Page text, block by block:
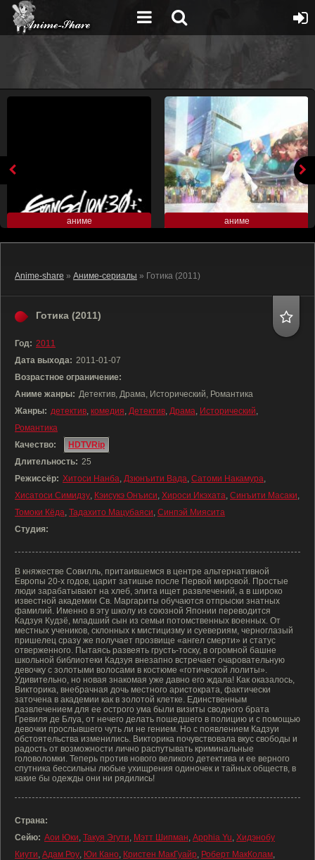
аниме аниме
Anime-share » Аниме-сериалы » Готика (2011)
Готика (2011)
Год: 2011
Дата выхода: 2011-01-07
Возрастное ограничение:
Аниме жанры: Детектив, Драма, Исторический, Романтика
Жанры: детектив, комедия, Детектив, Драма, Исторический,
Романтика
Качество:
HDTVRip
Длительность: 25
Режиссёр: Хитоси Нанба, Дзюнъити Вада, Сатоми Накамура,
Хисатоси Симидзу, Кэисукэ Онъиси, Хироси Икэхата, Синъити Масаки,
Томоки Кёда, Тадахито Мацубаяси, Синпэй Миясита
Студия:
В княжестве Совилль, притаившемся в центре альтернативной
Европы 20-х годов, царит затишье после Первой мировой. Простые
люди зарабатывают на хлеб, элита ищет развлечений, а в широко
известной академии Св. Маргариты обучаются отпрыски знатных
фамилий. Именно в эту школу из союзной Японии переводится
Кадзуя Кудзё, младший сын из семьи потомственных военных. От
местных учеников, склонных к мистицизму и суевериям, черноглазый
пришелец сразу же получает прозвище «ангел смерти» и статус
отверженного. Пытаясь развеять грусть-тоску, в огромной башне
школьной библиотеки Кадзуя внезапно встречает очаровательную
девочку с золотыми волосами в костюме «готической лолиты».
Удивительно, но новая знакомая уже давно его ждала! Как оказалось,
Викторика, внебрачная дочь местного аристократа, фактически
заточена в академии как в золотой клетке. Единственным
развлечением для ее острого ума были визиты сводного брата
Гревиля де Блуа, от нечего делать пошедшего в полицию и с помощью
девочки прослывшего чуть ли не гением. Но с появлением Кадзуи
обстоятельства изменились. Викторика почувствовала вкус свободы и
радость от возможности лично распутывать криминальные
головоломки. Теперь против нового великого детектива и ее верного
спутника бессильны любые ухищрения одиночек и тайных обществ, в
какие бы одежды они ни рядились!
Страна:
Сейю: Аои Юки, Такуя Эгути, Мэтт Шипман, Apphia Yu, Хидэнобу
Киути, Адам Роу, Юи Кано, Кристен МакГуайр, Роберт МакКолам,